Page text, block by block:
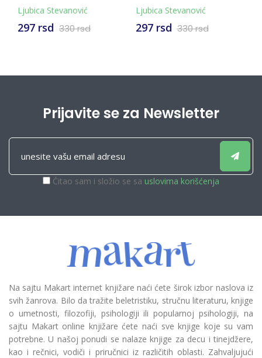
Ljubica Stevanović
297 rsd 330 rsd
Ljubica Stevanović
297 rsd 330 rsd
Prijavite se za Newsletter
Čitao sam i složio se sa uslovima korišćenja
Na sajtu Makart internet knjižare naći ćete širok izbor naslova iz
svih žanrova. Bilo da tražite beletristiku, stručnu literaturu, knjige
o umetnosti, filozofiji, psihologiji ili popularnoj psihologiji, na
sajtu Makart online knjižare ćete naći sve knjige koje su vam
potrebne. U našoj ponudi se nalaze knjige za decu i tinejdžere,
kao i rečnici, vodiči i priručnici iz različitih oblasti. Zahvaljujući